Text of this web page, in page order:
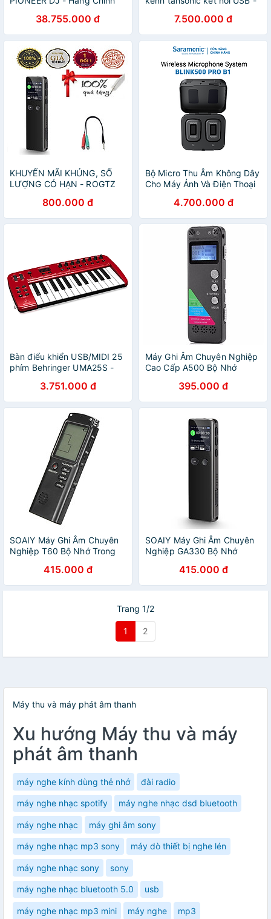
38.755.000 đ
Nhập Khẩu7.500.000 đ
KHUYẾN MÃI KHỦNG, SỐ
LƯỢNG CÓ HẠN - ROGTZ
nghiệp GA330 Chống ồn
Chủ động Dung lượng 8GB
Pin 40h Nghe Mp3 Tích hợp
kế hiện đại Hàng Chính
Hãng
800.000 đ
Bộ Micro Thu Âm Không Dây
Cho Máy Ảnh Và Điện Thoại
Blink500 Pro B1 -
Livestream / Phỏng Vấn /
Quay Video - Hàng Chính
4.700.000 đ
Bàn điểu khiển USB/MIDI 25
phím Behringer UMA25S -
3.751.000 đ
Máy Ghi Âm Chuyên Nghiệp
Cao Cấp A500 Bộ Nhớ
Recorder - Hàng Nhập Khẩu
395.000 đ
SOAIY Máy Ghi Âm Chuyên
Nghiệp T60 Bộ Nhớ Trong
415.000 đ
SOAIY Máy Ghi Âm Chuyên
Nghiệp GA330 Bộ Nhớ
415.000 đ
Trang 1/2
1 2
Máy thu và máy phát âm thanh
Xu hướng Máy thu và máy
phát âm thanh
máy nghe kính dùng thẻ nhớ đài radio
máy nghe nhạc spotify máy nghe nhạc dsd bluetooth
máy nghe nhạc máy ghi âm sony
máy nghe nhạc mp3 sony máy dò thiết bị nghe lén
máy nghe nhạc sony sony
máy nghe nhạc bluetooth 5.0 usb
máy nghe nhạc mp3 mini máy nghe mp3